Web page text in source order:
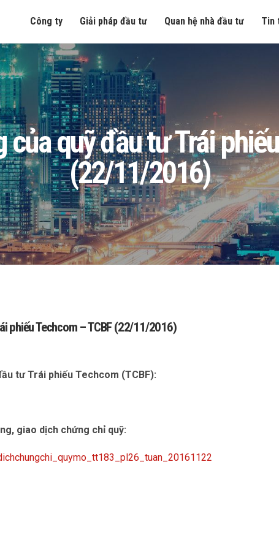
Công ty Giải pháp đầu tư Quan hệ nhà đầu tư Tin
của quỹ đầu tư Trái
(22/11/2016)
phiếu Techcom – TCBF (22/11/2016)
tư Trái phiếu Techcom (TCBF):
giao dịch chứng chỉ quỹ: